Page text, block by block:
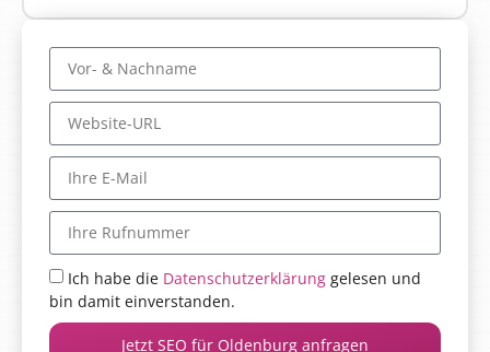
Ich habe die Datenschutzerklärung gelesen und
bin damit einverstanden.
Jetzt SEO für Oldenburg anfragen